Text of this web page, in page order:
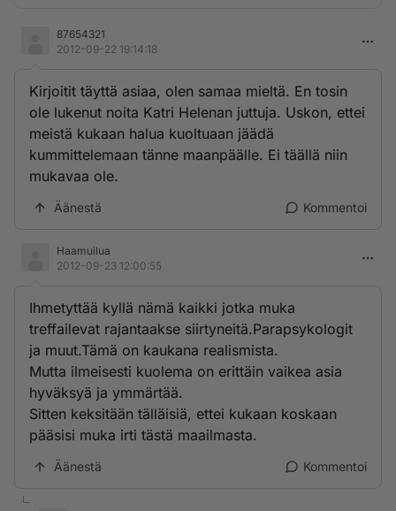
87654321
2012-09-22 19:14:18
Kirjoitit täyttä asiaa, olen samaa mieltä. En tosin
ole lukenut noita Katri Helenan juttuja. Uskon, ettei
meistä kukaan halua kuoltuaan jäädä
kummittelemaan tänne maanpäälle. Ei täällä niin
mukavaa ole.
Äänestä Kommentoi
Haamuilua
2012-09-23 12:00:55
Ihmetyttää kyllä nämä kaikki jotka muka
treffailevat rajantaakse siirtyneitä.Parapsykologit
ja muut.Tämä on kaukana realismista.
Mutta ilmeisesti kuolema on erittäin vaikea asia
hyväksyä ja ymmärtää.
Sitten keksitään tälläisiä, ettei kukaan koskaan
pääsisi muka irti tästä maailmasta.
Äänestä Kommentoi